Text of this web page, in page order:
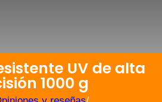
UV de alta
1000 g